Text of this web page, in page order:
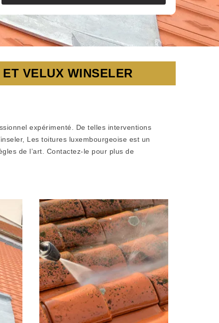
VELUX WINSELER
expérimenté. De telles interventions
Les toitures luxembourgeoise est un
de l’art. Contactez-le pour plus de